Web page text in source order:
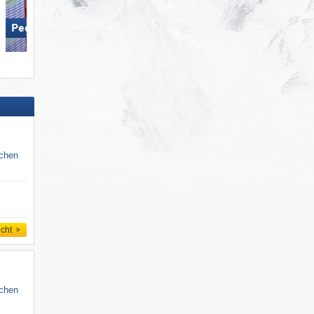
Pec pod Sněžkou (Petzer)